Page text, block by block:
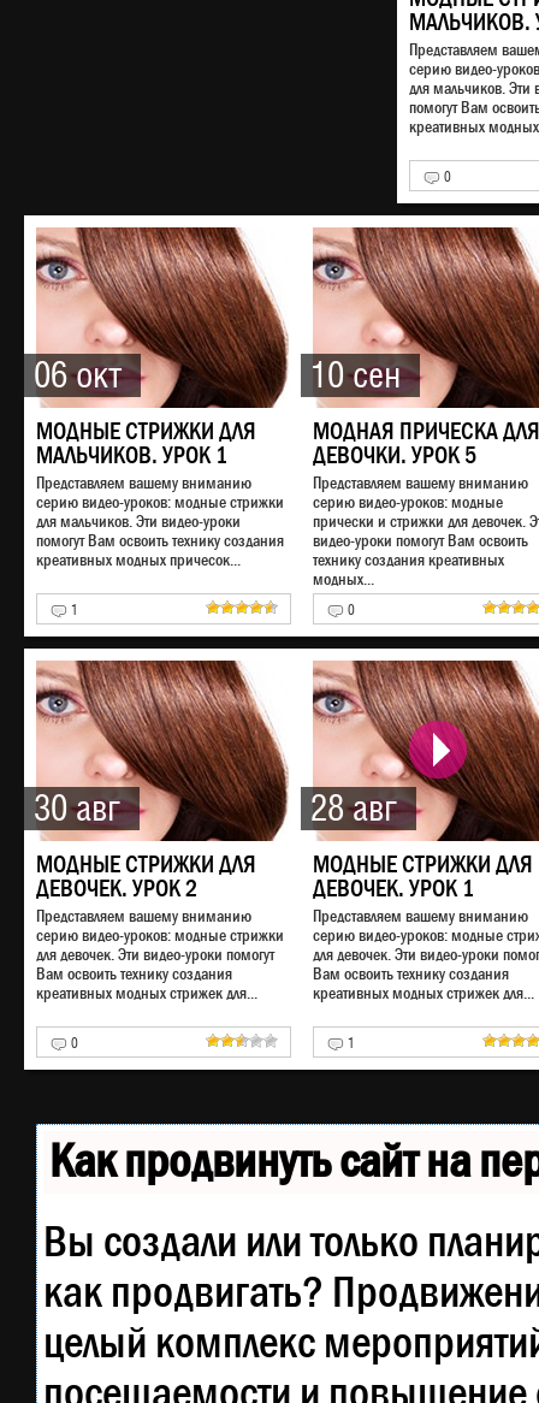
МАЛЬЧИКОВ.
Представляем
серию видео-
для мальчиков. Эти
помогут Вам
креативных
0
06 окт
МОДНЫЕ СТРИЖКИ ДЛЯ
МАЛЬЧИКОВ. УРОК 1
Представляем вашему вниманию
серию видео-уроков: модные стрижки
для мальчиков. Эти видео-уроки
помогут Вам освоить технику создания
креативных модных причесок...
1
10 сен
МОДНАЯ ПРИЧЕСКА ДЛЯ
ДЕВОЧКИ. УРОК 5
Представляем вашему вниманию
серию видео-уроков: модные
прически и стрижки для девочек.
видео-уроки помогут Вам освоить
технику создания креативных
модных...
0
30 авг
МОДНЫЕ СТРИЖКИ ДЛЯ
ДЕВОЧЕК. УРОК 2
Представляем вашему вниманию
серию видео-уроков: модные стрижки
для девочек. Эти видео-уроки помогут
Вам освоить технику создания
креативных модных стрижек для...
0
28 авг
МОДНЫЕ СТРИЖКИ ДЛЯ
ДЕВОЧЕК. УРОК 1
Представляем вашему вниманию
серию видео-уроков: модные
для девочек. Эти видео-уроки
Вам освоить технику создания
креативных модных стрижек для...
1
Как продвинуть сайт на
Вы создали или только
как продвигать?
целый комплекс